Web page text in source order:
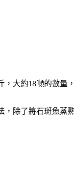
，大約18噸的數量
，除了將石斑魚蒸